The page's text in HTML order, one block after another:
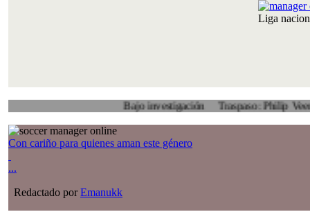
Liga
Bajo investigación Traspaso: Philip Veenhuis,
Con cariño para quienes aman este género
...
Redactado porEmanukk